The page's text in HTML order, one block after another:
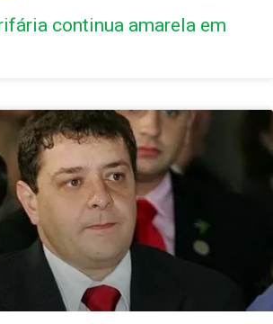
continua amarela em